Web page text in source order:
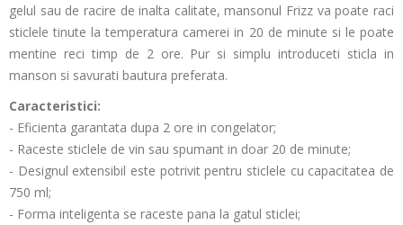
gelul sau de racire de inalta calitate, mansonul Frizz va poate raci
sticlele tinute la temperatura camerei in 20 de minute si le poate
mentine reci timp de 2 ore. Pur si simplu introduceti sticla in
manson si savurati bautura preferata.
Caracteristici:
- Eficienta garantata dupa 2 ore in congelator;
- Raceste sticlele de vin sau spumant in doar 20 de minute;
- Designul extensibil este potrivit pentru sticlele cu capacitatea de
750 ml;
- Forma inteligenta se raceste pana la gatul sticlei;